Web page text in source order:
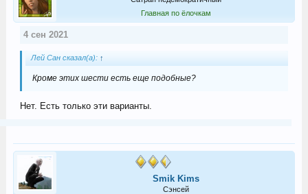
Главная по ёлочкам
4 сен 2021
Лей Сан сказал(а): ↑
Кроме этих шести есть еще подобные?
Нет. Есть только эти варианты.
Smik Kims
Сэнсей